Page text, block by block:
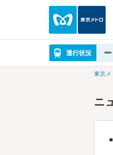
運行状況
東京メ
ニ